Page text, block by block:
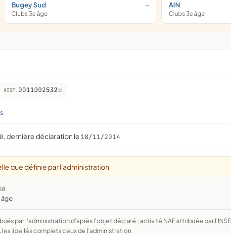
Bugey Sud
Clubs 3e âge
AIN
Clubs 3e âge
HIST. 0011002532
, dernière déclaration le 18/11/2014
que définie par l'administration
âge
les libellés complets ceux de l'administration.